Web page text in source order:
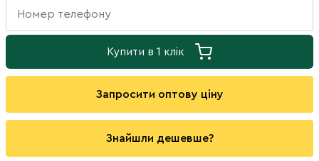
Купити в 1 клік
Запросити оптову ціну
Знайшли дешевше?